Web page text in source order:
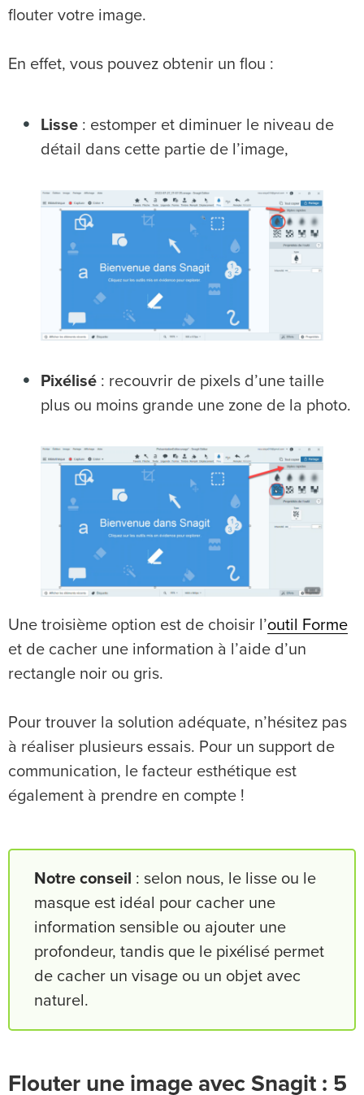
flouter votre image.
En effet, vous pouvez obtenir un flou :
Lisse : estomper et diminuer le niveau de
détail dans cette partie de l’image,
Pixélisé : recouvrir de pixels d’une taille
plus ou moins grande une zone de la photo.
Une troisième option est de choisir l’outil Forme
et de cacher une information à l’aide d’un
rectangle noir ou gris.
Pour trouver la solution adéquate, n’hésitez pas
à réaliser plusieurs essais. Pour un support de
communication, le facteur esthétique est
également à prendre en compte !
Notre conseil : selon nous, le lisse ou le
masque est idéal pour cacher une
information sensible ou ajouter une
profondeur, tandis que le pixélisé permet
de cacher un visage ou un objet avec
naturel.
Flouter une image avec Snagit : 5